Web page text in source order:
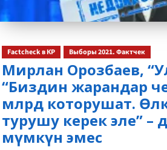
Factcheck в КР Выборы 2021. Фактчек
Мирлан Орозбаев,
“Биздин жарандар
млрд которушат.
турушу керек эле” –
мүмкүн эмес